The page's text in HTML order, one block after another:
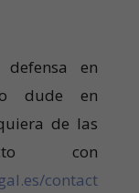
defensa en
dude en
de las
con
contact